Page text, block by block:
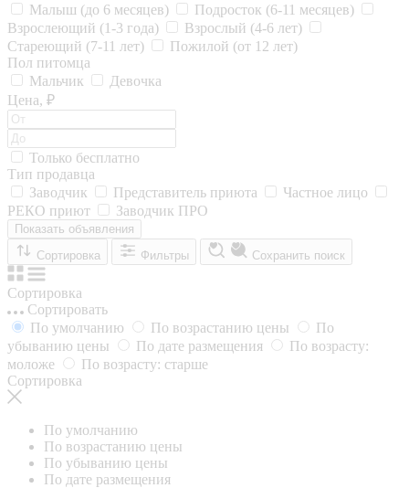
Малыш (до 6 месяцев)
Подросток (6-11 месяцев)
Взрослеющий (1-3 года)
Взрослый (4-6 лет)
Стареющий (7-11 лет)
Пожилой (от 12 лет)
Пол питомца
Мальчик
Девочка
Цена, ₽
Только бесплатно
Тип продавца
Заводчик
Представитель приюта
Частное лицо
РЕКО приют
Заводчик ПРО
Показать объявления
Сортировка
Фильтры Сохранить поиск
Сортировка
Сортировать
По умолчанию
По возрастанию цены
По
убыванию цены
По дате размещения
По возрасту:
моложе
По возрасту: старше
Сортировка
По умолчанию
По возрастанию цены
По убыванию цены
По дате размещения